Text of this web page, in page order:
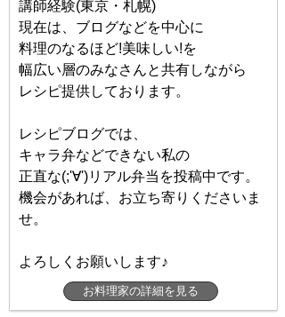
講師経験(東京・札幌)
現在は、ブログなどを中心に
料理のなるほど!美味しい!を
幅広い層のみなさんと共有しながら
レシピ提供しております。
レシピブログでは、
キャラ弁などできない私の
正直な(;'∀')リアル弁当を投稿中です。
機会があれば、お立ち寄りくださいま
せ。
よろしくお願いします♪
お料理家の詳細を見る